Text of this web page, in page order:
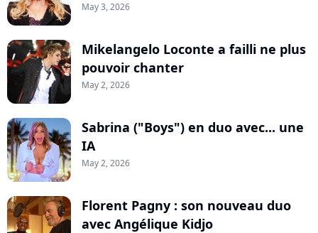
May 3, 2026
Mikelangelo Loconte a failli ne plus
pouvoir chanter
May 2, 2026
Sabrina ("Boys") en duo avec... une
IA
May 2, 2026
Florent Pagny : son nouveau duo
avec Angélique Kidjo